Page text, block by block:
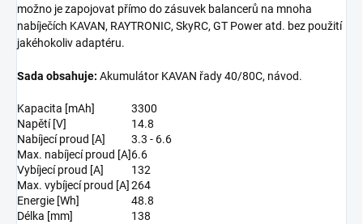
možno je zapojovat přímo do zásuvek balancerů na mnoha
nabíječích KAVAN, RAYTRONIC, SkyRC, GT Power atd. bez použití
jakéhokoliv adaptéru.
Sada obsahuje: Akumulátor KAVAN řady 40/80C, návod.
Kapacita [mAh]
3300
Napětí [V]
14.8
Nabíjecí proud [A]
3.3 - 6.6
Max. nabíjecí proud [A]6.6
Vybíjecí proud [A]
132
Max. vybíjecí proud [A] 264
Energie [Wh]
48.8
Délka [mm]
138